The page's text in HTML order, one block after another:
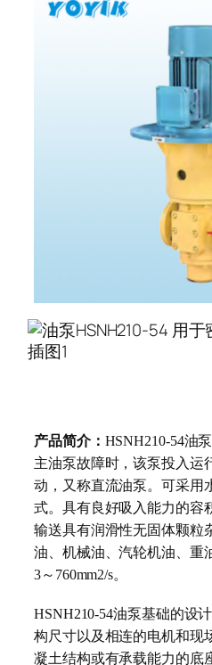
产品简介： HSNH210-54油
主油泵故障时，该泵投入运
动，又称直流油泵。可采用
式。具有良好吸入能力的容
输送具有润滑性无固体颗粒
油、机械油、汽轮机油、重
3～ 760mm2/s。
HSNH210-54油泵基础的设
构尺寸以及相连的电机和现
凝土结构或有承载能力的底